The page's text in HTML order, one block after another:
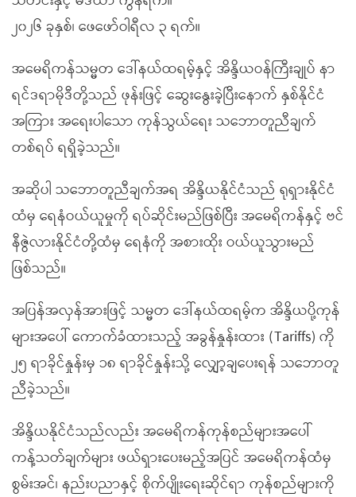
၂၀၂၆ ခုနှစ်၊ ဖေဖော်ဝါရီလ ၃ ရက်။
အမေရိကန်သမ္မတ ဒေါ်နယ်ထရမ့်နှင့် အိန္ဒိယဝန်ကြီးချုပ် နာ
ရင်ဒရာမိုဒီတို့သည် ဖုန်းဖြင့် ဆွေးနွေးခဲ့ပြီးနောက် နှစ်နိုင်ငံ
အကြား အရေးပါသော ကုန်သွယ်ရေး သဘောတူညီချက်
တစ်ရပ် ရရှိခဲ့သည်။
အဆိုပါ သဘောတူညီချက်အရ အိန္ဒိယနိုင်ငံသည် ရုရှားနိုင်ငံ
ထံမှ ရေနံဝယ်ယူမှုကို ရပ်ဆိုင်းမည်ဖြစ်ပြီး အမေရိကန်နှင့် ဗင်
နီဇွဲလားနိုင်ငံတို့ထံမှ ရေနံကို အစားထိုး ဝယ်ယူသွားမည်
ဖြစ်သည်။
အပြန်အလှန်အားဖြင့် သမ္မတ ဒေါ်နယ်ထရမ့်က အိန္ဒိယပို့ကုန်
များအပေါ် ကောက်ခံထားသည့် အခွန်နှုန်းထား (Tariffs) ကို
၂၅ ရာခိုင်နှုန်းမှ ၁၈ ရာခိုင်နှုန်းသို့ လျှော့ချပေးရန် သဘောတူ
ညီခဲ့သည်။
အိန္ဒိယနိုင်ငံသည်လည်း အမေရိကန်ကုန်စည်များအပေါ်
ကန့်သတ်ချက်များ ဖယ်ရှားပေးမည့်အပြင် အမေရိကန်ထံမှ
စွမ်းအင်၊ နည်းပညာနှင့် စိုက်ပျိုးရေးဆိုင်ရာ ကုန်စည်များကို